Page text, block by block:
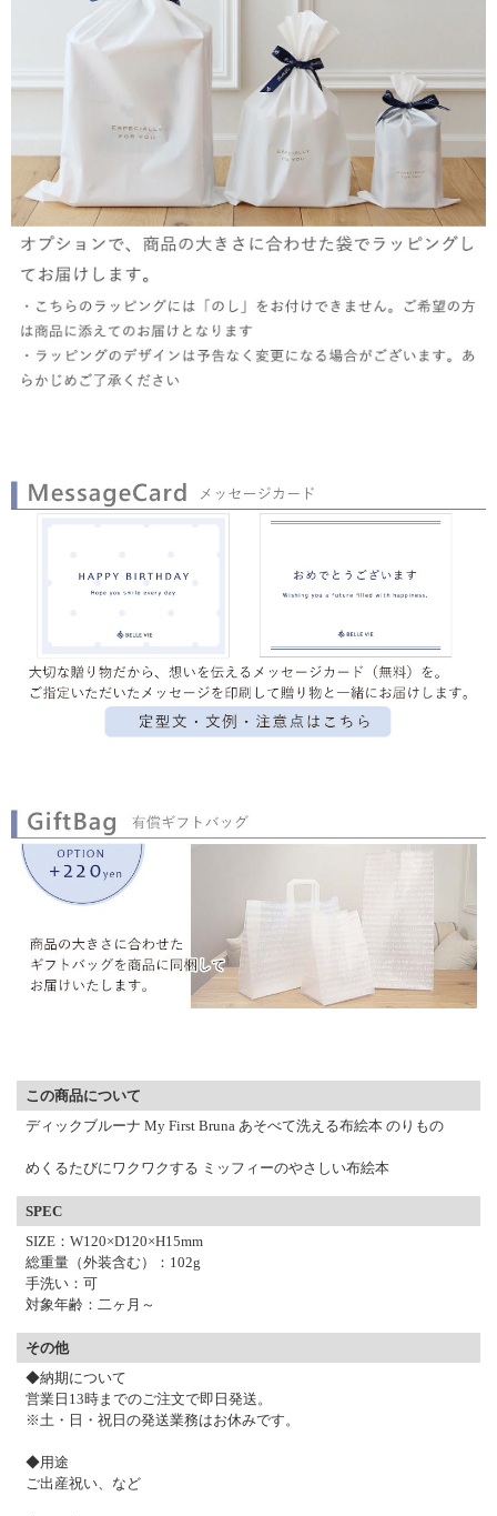
この商品について
ディックブルーナ My First Bruna あそべて洗える布絵本 のりもの
めくるたびにワクワクする ミッフィーのやさしい布絵本
SPEC
SIZE：W120×D120×H15mm
総重量（外装含む）：102g
手洗い：可
対象年齢：二ヶ月～
その他
◆納期について
営業日13時までのご注文で即日発送。
※土・日・祝日の発送業務はお休みです。
◆用途
ご出産祝い、など